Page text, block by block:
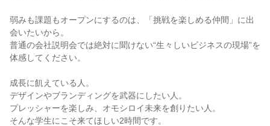
弱みも課題もオープンにするのは、「挑戦を楽しめる仲間」に出
会いたいから。
普通の会社説明会では絶対に聞けない“生々しいビジネスの現場”を
体感してください。
成長に飢えている人。
デザインやブランディングを武器にしたい人。
プレッシャーを楽しみ、オモシロイ未来を創りたい人。
そんな学生にこそ来てほしい2時間です。